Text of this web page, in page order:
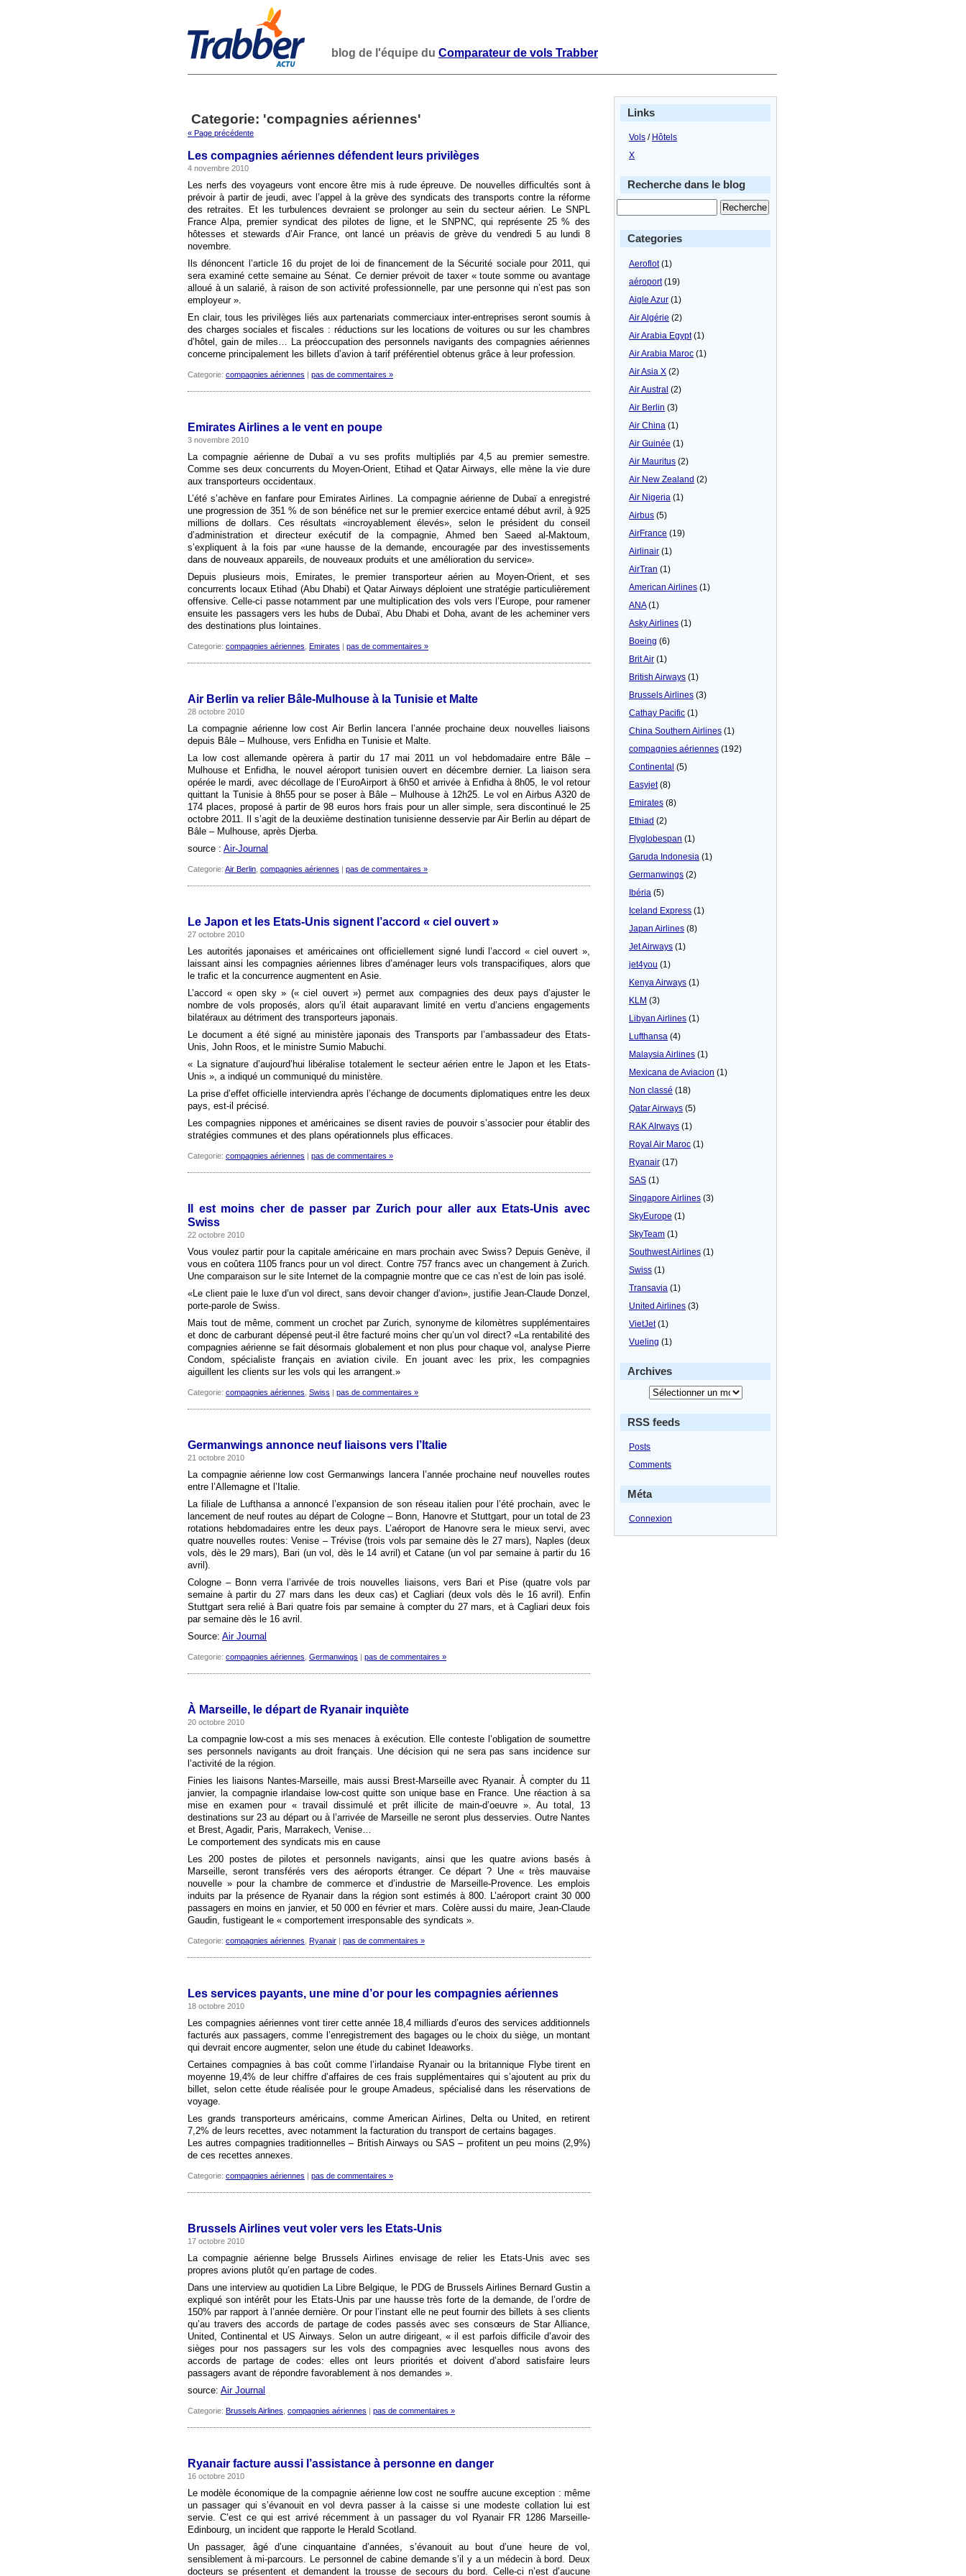
blog de l'équipe du Comparateur de vols Trabber
Categorie: 'compagnies aériennes'
« Page précédente
Les compagnies aériennes défendent leurs privilèges
4 novembre 2010
Les nerfs des voyageurs vont encore être mis à rude épreuve. De nouvelles difficultés sont à
prévoir à partir de jeudi, avec l’appel à la grève des syndicats des transports contre la réforme
des retraites. Et les turbulences devraient se prolonger au sein du secteur aérien. Le SNPL
France Alpa, premier syndicat des pilotes de ligne, et le SNPNC, qui représente 25 % des
hôtesses et stewards d’Air France, ont lancé un préavis de grève du vendredi 5 au lundi 8
novembre.
Ils dénoncent l’article 16 du projet de loi de financement de la Sécurité sociale pour 2011, qui
sera examiné cette semaine au Sénat. Ce dernier prévoit de taxer « toute somme ou avantage
alloué à un salarié, à raison de son activité professionnelle, par une personne qui n’est pas son
employeur ».
En clair, tous les privilèges liés aux partenariats commerciaux inter-entreprises seront soumis à
des charges sociales et fiscales : réductions sur les locations de voitures ou sur les chambres
d’hôtel, gain de miles… La préoccupation des personnels navigants des compagnies aériennes
concerne principalement les billets d’avion à tarif préférentiel obtenus grâce à leur profession.
Categorie: compagnies aériennes | pas de commentaires »
Emirates Airlines a le vent en poupe
3 novembre 2010
La compagnie aérienne de Dubaï a vu ses profits multipliés par 4,5 au premier semestre.
Comme ses deux concurrents du Moyen-Orient, Etihad et Qatar Airways, elle mène la vie dure
aux transporteurs occidentaux.
L’été s’achève en fanfare pour Emirates Airlines. La compagnie aérienne de Dubaï a enregistré
une progression de 351 % de son bénéfice net sur le premier exercice entamé début avril, à 925
millions de dollars. Ces résultats «incroyablement élevés», selon le président du conseil
d’administration et directeur exécutif de la compagnie, Ahmed ben Saeed al-Maktoum,
s’expliquent à la fois par «une hausse de la demande, encouragée par des investissements
dans de nouveaux appareils, de nouveaux produits et une amélioration du service».
Depuis plusieurs mois, Emirates, le premier transporteur aérien au Moyen-Orient, et ses
concurrents locaux Etihad (Abu Dhabi) et Qatar Airways déploient une stratégie particulièrement
offensive. Celle-ci passe notamment par une multiplication des vols vers l’Europe, pour ramener
ensuite les passagers vers les hubs de Dubaï, Abu Dhabi et Doha, avant de les acheminer vers
des destinations plus lointaines.
Categorie: compagnies aériennes Emirates | pas de commentaires »
Air Berlin va relier Bâle-Mulhouse à la Tunisie et Malte
28 octobre 2010
La compagnie aérienne low cost Air Berlin lancera l’année prochaine deux nouvelles liaisons
depuis Bâle – Mulhouse, vers Enfidha en Tunisie et Malte.
La low cost allemande opèrera à partir du 17 mai 2011 un vol hebdomadaire entre Bâle –
Mulhouse et Enfidha, le nouvel aéroport tunisien ouvert en décembre dernier. La liaison sera
opérée le mardi, avec décollage de l’EuroAirport à 6h50 et arrivée à Enfidha à 8h05, le vol retour
quittant la Tunisie à 8h55 pour se poser à Bâle – Mulhouse à 12h25. Le vol en Airbus A320 de
174 places, proposé à partir de 98 euros hors frais pour un aller simple, sera discontinué le 25
octobre 2011. Il s’agit de la deuxième destination tunisienne desservie par Air Berlin au départ de
Bâle – Mulhouse, après Djerba.
source : Air-Journal
Categorie: Air Berlin compagnies aériennes | pas de commentaires »
Le Japon et les Etats-Unis signent l’accord « ciel ouvert »
27 octobre 2010
Les autorités japonaises et américaines ont officiellement signé lundi l’accord « ciel ouvert »,
laissant ainsi les compagnies aériennes libres d’aménager leurs vols transpacifiques, alors que
le trafic et la concurrence augmentent en Asie.
L’accord « open sky » (« ciel ouvert ») permet aux compagnies des deux pays d’ajuster le
nombre de vols proposés, alors qu’il était auparavant limité en vertu d’anciens engagements
bilatéraux au détriment des transporteurs japonais.
Le document a été signé au ministère japonais des Transports par l’ambassadeur des Etats-
Unis, John Roos, et le ministre Sumio Mabuchi.
« La signature d’aujourd’hui libéralise totalement le secteur aérien entre le Japon et les Etats-
Unis », a indiqué un communiqué du ministère.
La prise d’effet officielle interviendra après l’échange de documents diplomatiques entre les deux
pays, est-il précisé.
Les compagnies nippones et américaines se disent ravies de pouvoir s’associer pour établir des
stratégies communes et des plans opérationnels plus efficaces.
Categorie: compagnies aériennes | pas de commentaires »
Il est moins cher de passer par Zurich pour aller aux Etats-Unis avec
Swiss
22 octobre 2010
Vous voulez partir pour la capitale américaine en mars prochain avec Swiss? Depuis Genève, il
vous en coûtera 1105 francs pour un vol direct. Contre 757 francs avec un changement à Zurich.
Une comparaison sur le site Internet de la compagnie montre que ce cas n’est de loin pas isolé.
«Le client paie le luxe d’un vol direct, sans devoir changer d’avion», justifie Jean-Claude Donzel,
porte-parole de Swiss.
Mais tout de même, comment un crochet par Zurich, synonyme de kilomètres supplémentaires
et donc de carburant dépensé peut-il être facturé moins cher qu’un vol direct? «La rentabilité des
compagnies aérienne se fait désormais globalement et non plus pour chaque vol, analyse Pierre
Condom, spécialiste français en aviation civile. En jouant avec les prix, les compagnies
aiguillent les clients sur les vols qui les arrangent.»
Categorie: compagnies aériennes Swiss | pas de commentaires »
Germanwings annonce neuf liaisons vers l’Italie
21 octobre 2010
La compagnie aérienne low cost Germanwings lancera l’année prochaine neuf nouvelles routes
entre l’Allemagne et l’Italie.
La filiale de Lufthansa a annoncé l’expansion de son réseau italien pour l’été prochain, avec le
lancement de neuf routes au départ de Cologne – Bonn, Hanovre et Stuttgart, pour un total de 23
rotations hebdomadaires entre les deux pays. L’aéroport de Hanovre sera le mieux servi, avec
quatre nouvelles routes: Venise – Trévise (trois vols par semaine dès le 27 mars), Naples (deux
vols, dès le 29 mars), Bari (un vol, dès le 14 avril) et Catane (un vol par semaine à partir du 16
avril).
Cologne – Bonn verra l’arrivée de trois nouvelles liaisons, vers Bari et Pise (quatre vols par
semaine à partir du 27 mars dans les deux cas) et Cagliari (deux vols dès le 16 avril). Enfin
Stuttgart sera relié à Bari quatre fois par semaine à compter du 27 mars, et à Cagliari deux fois
par semaine dès le 16 avril.
Source: Air Journal
Categorie: compagnies aériennes Germanwings | pas de commentaires »
À Marseille, le départ de Ryanair inquiète
20 octobre 2010
La compagnie low-cost a mis ses menaces à exécution. Elle conteste l’obligation de soumettre
ses personnels navigants au droit français. Une décision qui ne sera pas sans incidence sur
l’activité de la région.
Finies les liaisons Nantes-Marseille, mais aussi Brest-Marseille avec Ryanair. À compter du 11
janvier, la compagnie irlandaise low-cost quitte son unique base en France. Une réaction à sa
mise en examen pour « travail dissimulé et prêt illicite de main-d’oeuvre ». Au total, 13
destinations sur 23 au départ ou à l’arrivée de Marseille ne seront plus desservies. Outre Nantes
et Brest, Agadir, Paris, Marrakech, Venise…
Le comportement des syndicats mis en cause
Les 200 postes de pilotes et personnels navigants, ainsi que les quatre avions basés à
Marseille, seront transférés vers des aéroports étranger. Ce départ ? Une « très mauvaise
nouvelle » pour la chambre de commerce et d’industrie de Marseille-Provence. Les emplois
induits par la présence de Ryanair dans la région sont estimés à 800. L’aéroport craint 30 000
passagers en moins en janvier, et 50 000 en février et mars. Colère aussi du maire, Jean-Claude
Gaudin, fustigeant le « comportement irresponsable des syndicats ».
Categorie: compagnies aériennes Ryanair | pas de commentaires »
Les services payants, une mine d’or pour les compagnies aériennes
18 octobre 2010
Les compagnies aériennes vont tirer cette année 18,4 milliards d’euros des services additionnels
facturés aux passagers, comme l’enregistrement des bagages ou le choix du siège, un montant
qui devrait encore augmenter, selon une étude du cabinet Ideaworks.
Certaines compagnies à bas coût comme l’irlandaise Ryanair ou la britannique Flybe tirent en
moyenne 19,4% de leur chiffre d’affaires de ces frais supplémentaires qui s’ajoutent au prix du
billet, selon cette étude réalisée pour le groupe Amadeus, spécialisé dans les réservations de
voyage.
Les grands transporteurs américains, comme American Airlines, Delta ou United, en retirent
7,2% de leurs recettes, avec notamment la facturation du transport de certains bagages.
Les autres compagnies traditionnelles – British Airways ou SAS – profitent un peu moins (2,9%)
de ces recettes annexes.
Categorie: compagnies aériennes | pas de commentaires »
Brussels Airlines veut voler vers les Etats-Unis
17 octobre 2010
La compagnie aérienne belge Brussels Airlines envisage de relier les Etats-Unis avec ses
propres avions plutôt qu’en partage de codes.
Dans une interview au quotidien La Libre Belgique, le PDG de Brussels Airlines Bernard Gustin a
expliqué son intérêt pour les Etats-Unis par une hausse très forte de la demande, de l’ordre de
150% par rapport à l’année dernière. Or pour l’instant elle ne peut fournir des billets à ses clients
qu’au travers des accords de partage de codes passés avec ses consœurs de Star Alliance,
United, Continental et US Airways. Selon un autre dirigeant, « il est parfois difficile d’avoir des
sièges pour nos passagers sur les vols des compagnies avec lesquelles nous avons des
accords de partage de codes: elles ont leurs priorités et doivent d’abord satisfaire leurs
passagers avant de répondre favorablement à nos demandes ».
source: Air Journal
Categorie: Brussels Airlines compagnies aériennes | pas de commentaires »
Ryanair facture aussi l’assistance à personne en danger
16 octobre 2010
Le modèle économique de la compagnie aérienne low cost ne souffre aucune exception : même
un passager qui s’évanouit en vol devra passer à la caisse si une modeste collation lui est
servie. C’est ce qui est arrivé récemment à un passager du vol Ryanair FR 1286 Marseille-
Edinbourg, un incident que rapporte le Herald Scotland.
Un passager, âgé d’une cinquantaine d’années, s’évanouit au bout d’une heure de vol,
sensiblement à mi-parcours. Le personnel de cabine demande s’il y a un médecin à bord. Deux
docteurs se présentent et demandent la trousse de secours du bord. Celle-ci n’est d’aucune
Links
Vols / Hôtels
X
Recherche dans le blog
Categories
Aeroflot(1)
aéroport(19)
Aigle Azur (1)
Air Algérie (2)
Air Arabia Egypt(1)
Air Arabia Maroc (1)
Air Asia X (2)
Air Austral (2)
Air Berlin (3)
Air China (1)
Air Guinée (1)
Air Mauritus (2)
Air New Zealand (2)
Air Nigeria (1)
Airbus (5)
AirFrance (19)
Airlinair (1)
AirTran (1)
American Airlines (1)
ANA(1)
Asky Airlines (1)
Boeing (6)
Brit Air (1)
British Airways (1)
Brussels Airlines (3)
Cathay Pacific (1)
China Southern Airlines (1)
compagnies aériennes (192)
Continental (5)
Easyjet(8)
Emirates (8)
Ethiad (2)
Flyglobespan (1)
Garuda Indonesia (1)
Germanwings (2)
Ibéria (5)
Iceland Express (1)
Japan Airlines (8)
Jet Airways (1)
jet4you (1)
Kenya Airways (1)
KLM (3)
Libyan Airlines (1)
Lufthansa (4)
Malaysia Airlines (1)
Mexicana de Aviacion (1)
Non classé (18)
Qatar Airways (5)
RAK AIrways (1)
Royal Air Maroc (1)
Ryanair (17)
SAS (1)
Singapore Airlines (3)
SkyEurope (1)
SkyTeam (1)
Southwest Airlines (1)
Swiss (1)
Transavia (1)
United Airlines (3)
VietJet(1)
Vueling (1)
Archives
RSS feeds
Posts
Comments
Méta
Connexion